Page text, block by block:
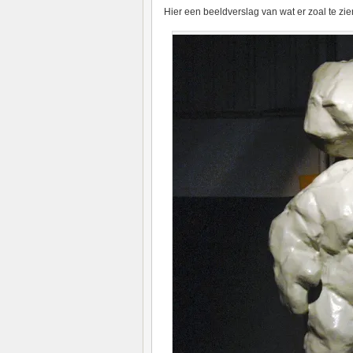
Hier een beeldverslag van wat er zoal te